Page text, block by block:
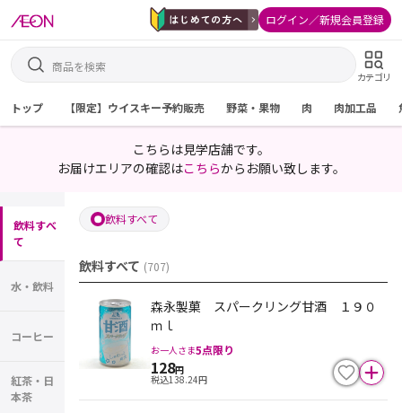
ログイン／新規会員登録
カテゴリ
トップ 【限定】ウイスキー予約販売 野菜・果物 肉 肉加工品
こちらは見学店舗です。
お届けエリアの確認はこちらからお願い致します。
飲料すべ
て
水・飲料
コーヒー
紅茶・日
本茶
飲料すべて
飲料すべて (707)
森永製菓 スパークリング甘酒 １９０
ｍｌ
お一人さま5点限り
128円
税込138.24円